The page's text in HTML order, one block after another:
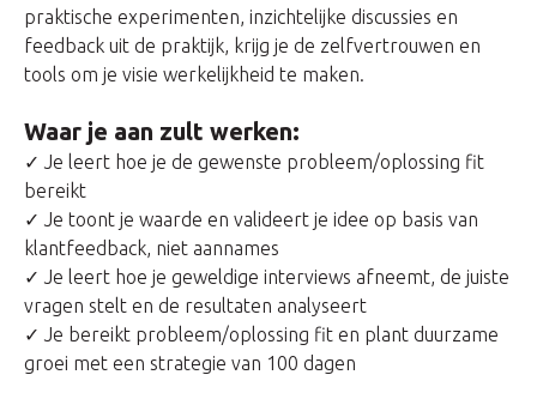
praktische experimenten, inzichtelijke discussies en
feedback uit de praktijk, krijg je de zelfvertrouwen en
tools om je visie werkelijkheid te maken.
Waar je aan zult werken:
✓ Je leert hoe je de gewenste probleem/oplossing fit
bereikt
✓ Je toont je waarde en valideert je idee op basis van
klantfeedback, niet aannames
✓ Je leert hoe je geweldige interviews afneemt, de juiste
vragen stelt en de resultaten analyseert
✓ Je bereikt probleem/oplossing fit en plant duurzame
groei met een strategie van 100 dagen